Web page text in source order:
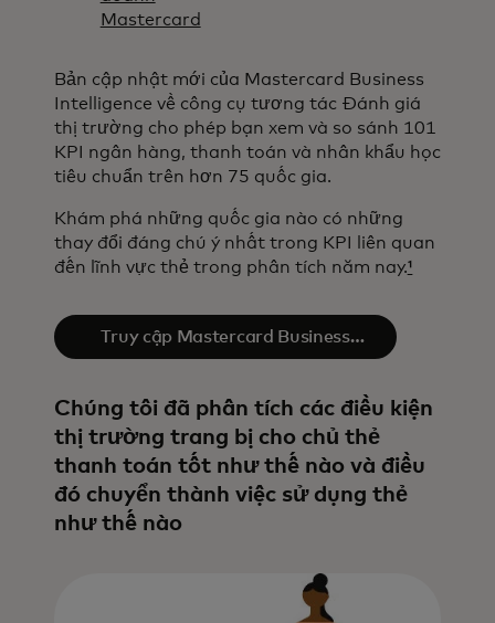
Mastercard​
Bản cập nhật mới của Mastercard Business
Intelligence về công cụ tương tác Đánh giá
thị trường cho phép bạn xem và so sánh 101
KPI ngân hàng, thanh toán và nhân khẩu học
tiêu chuẩn trên hơn 75 quốc gia.
Khám phá những quốc gia nào có những
thay đổi đáng chú ý nhất trong KPI liên quan
đến lĩnh vực thẻ trong phân tích năm nay.¹
Truy cập Mastercard Business
Chúng tôi đã phân tích các điều kiện
thị trường trang bị cho chủ thẻ
thanh toán tốt như thế nào và điều
đó chuyển thành việc sử dụng thẻ
như thế nào